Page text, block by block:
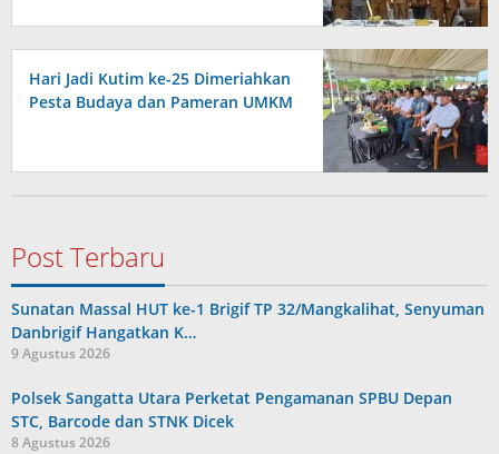
Hari Jadi Kutim ke-25 Dimeriahkan
Pesta Budaya dan Pameran UMKM
Post Terbaru
Sunatan Massal HUT ke-1 Brigif TP 32/Mangkalihat, Senyuman
Danbrigif Hangatkan K…
9 Agustus 2026
Polsek Sangatta Utara Perketat Pengamanan SPBU Depan
STC, Barcode dan STNK Dicek
8 Agustus 2026